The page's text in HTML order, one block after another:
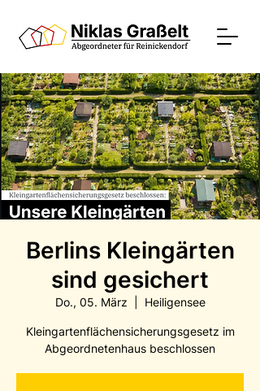
Berlins Kleingärten
sind gesichert
Do., 05. März Heiligensee
Kleingartenflächensicherungsgesetz im
Abgeordnetenhaus beschlossen